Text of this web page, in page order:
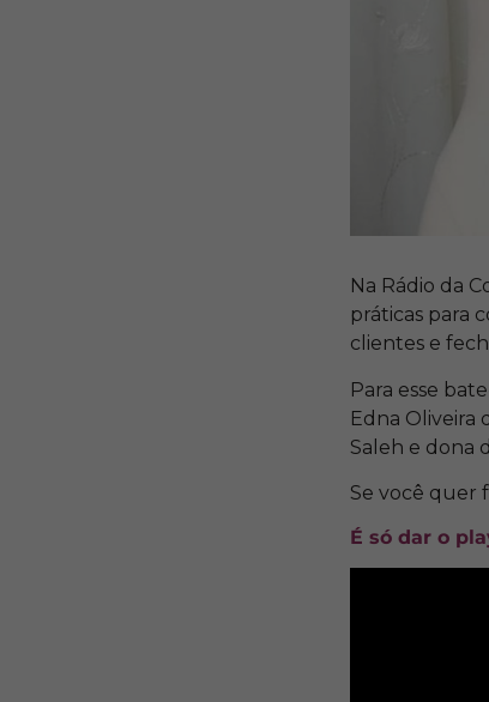
Na Rádio da
práticas para
clientes e
Para esse
Edna Oliveira
Saleh e dona
Se você quer
É só dar o